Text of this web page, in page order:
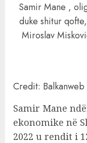
Samir Mane ,
duke shitur
Miroslav
Credit: Balkanweb
Samir Mane
ekonomike në
2022 u rendit i